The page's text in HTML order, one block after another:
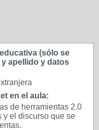
(sólo se
apellido y datos
en el aula:
de herramientas 2.0
y el discurso que se